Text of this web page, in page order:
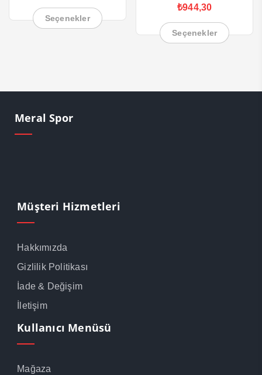
Seçenekler
₺944,30
Seçenekler
Meral Spor
Müşteri Hizmetleri
Hakkımızda
Gizlilik Politikası
İade & Değişim
İletişim
Kullanıcı Menüsü
Mağaza